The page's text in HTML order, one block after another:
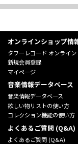
オンラインショップ情
タワーレコード オンライン
新規会員登録
マイページ
音楽情報データベース
音楽情報データベース
欲しい物リストの使い方
コレクション機能の使い方
よくあるご質問 (Q&A)
よくあるご質問 (Q&A)